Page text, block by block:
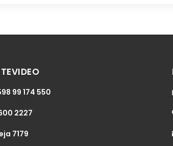
99 174 550
2227
7179